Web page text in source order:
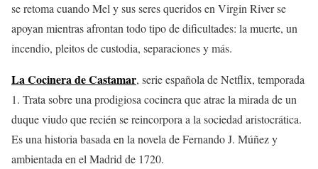
se retoma cuando Mel y sus seres queridos en Virgin River se
apoyan mientras afrontan todo tipo de dificultades: la muerte, un
incendio, pleitos de custodia, separaciones y más.
La Cocinera de Castamar, serie española de Netflix, temporada
1. Trata sobre una prodigiosa cocinera que atrae la mirada de un
duque viudo que recién se reincorpora a la sociedad aristocrática.
Es una historia basada en la novela de Fernando J. Múñez y
ambientada en el Madrid de 1720.